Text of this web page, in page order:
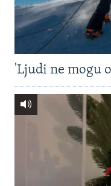
'Ljudi ne mogu